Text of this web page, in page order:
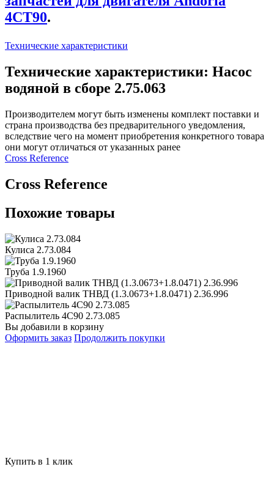
4CT90.
Технические характеристики
Технические характеристики: Насос
водяной в сборе 2.75.063
Производителем могут быть изменены комплект поставки и
страна производства без предварительного уведомления,
вследствие чего на момент приобретения конкретного товара
они могут отличаться от указанных ранее
Сross Reference
Сross Reference
Похожие товары
Кулиса 2.73.084
Труба 1.9.1960
Приводной валик ТНВД (1.3.0673+1.8.0471) 2.36.996
Распылитель 4C90 2.73.085
Вы добавили в корзину
Оформить заказ Продолжить покупки
Купить в 1 клик